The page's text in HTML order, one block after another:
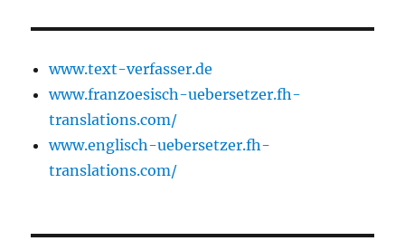
www.text-verfasser.de
www.franzoesisch-uebersetzer.fh-
translations.com/
www.englisch-uebersetzer.fh-
translations.com/